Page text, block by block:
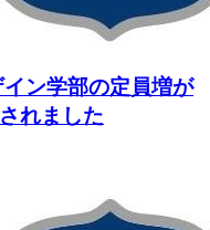
ン学部の定員増が
れました